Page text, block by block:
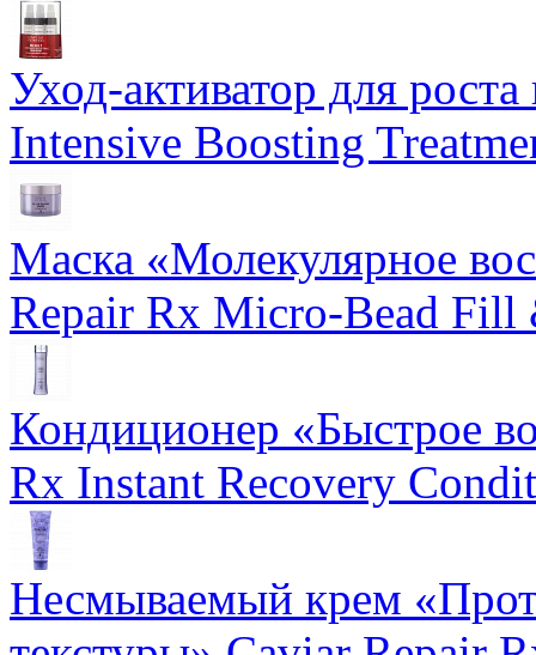
Уход-активатор для
Intensive Boosting
Маска «Молекулярное
Repair Rx Micro-Bead Fill
Кондиционер «Быстрое
Rx Instant Recovery
Несмываемый крем